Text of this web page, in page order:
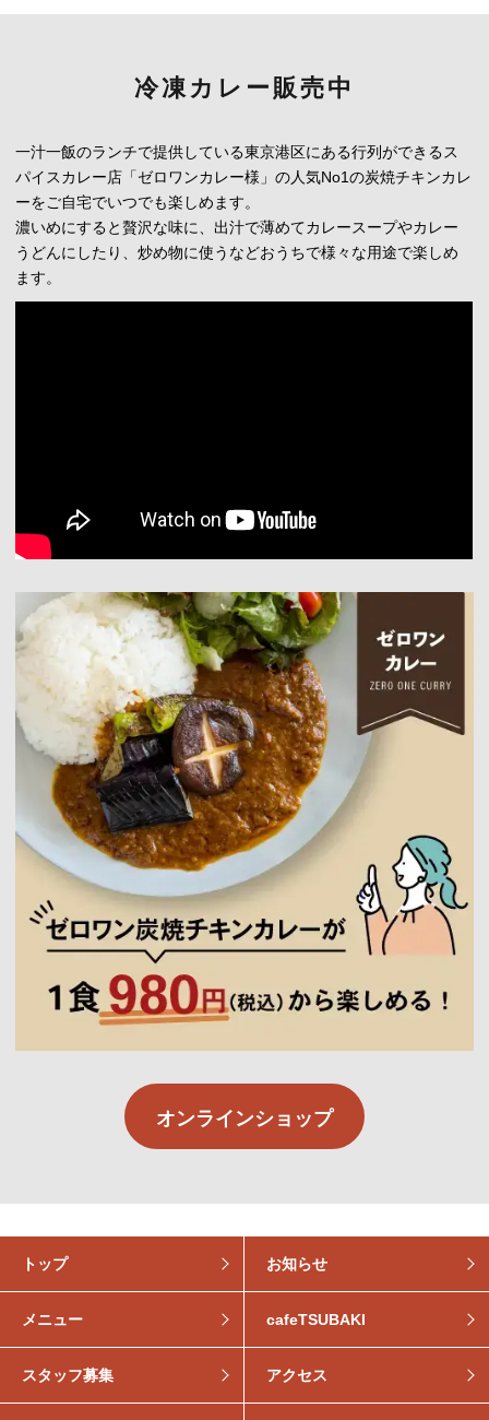
冷凍カレー販売中
一汁一飯のランチで提供している東京港区にある行列ができるス
パイスカレー店「ゼロワンカレー様」の人気No1の炭焼チキンカレ
ーをご自宅でいつでも楽しめます。
濃いめにすると贅沢な味に、出汁で薄めてカレースープやカレー
うどんにしたり、炒め物に使うなどおうちで様々な用途で楽しめ
ます。
オンラインショップ
トップ お知らせ
メニュー cafeTSUBAKI
スタッフ募集 アクセス